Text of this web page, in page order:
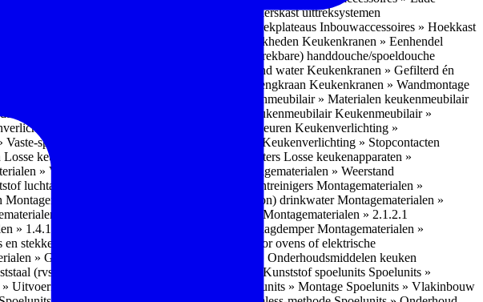
Inbouwaccessoires » Apothekerskast uittreksystemen
Inbouwaccessoires » Hoekkast uittrekplateaus Inbouwaccessoires » Hoekkast
Keukenkranen » Bedieningsmogelijkheden Keukenkranen » Eenhendel
Keukenkranen » Met (uitrekbare) handdouche/spoeldouche
Keukenkranen » Kokend waterKeukenkranen » Gefilterd én
Keukenkranen » Bladmengkraan Keukenkranen » Wandmontage
Keukenmeubilair » Materialen keukenmeubilair
Keukenmeubilair » Duurzaamheid keukenmeubilairKeukenmeubilair »
» Installatie Keukenverlichting » Lichtkleuren Keukenverlichting »
spanning
Keukenverlichting » Stopcontacten
Losse keukenapparaten » Plintverwarming/plintheaters Losse keukenapparaten »
» Verschillende Luchtafvoersystemen
Montagematerialen » Weerstand
luchtafvoersystemen Montagematerialen » Luchtreinigers Montagematerialen »
Montagematerialen » Aansluitmateriaal voor (schoon) drinkwaterMontagematerialen »
» Dempingsysteem van lades en deuren Montagematerialen » 2.1.2.1
» 1.4.1 Plasmafilter Montagematerialen » WaterslagdemperMontagematerialen »
en stekkerblokken
Montagematerialen » Kabels voor ovens of elektrische
» Gasaansluitmaterialen
Montagematerialen » Onderhoudsmiddelen keuken
(rvs) Spoelunits » Kunststof spoelunits Spoelunits »
Uitvoering Spoelunits » Montage Spoelunits » Vlakinbouw